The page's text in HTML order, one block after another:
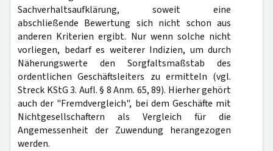
Sachverhaltsaufklärung, soweit eine
abschließende Bewertung sich nicht schon aus
anderen Kriterien ergibt. Nur wenn solche nicht
vorliegen, bedarf es weiterer Indizien, um durch
Näherungswerte den Sorgfaltsmaßstab des
ordentlichen Geschäftsleiters zu ermitteln (vgl.
Streck KStG 3. Aufl. § 8 Anm. 65, 89). Hierher gehört
auch der "Fremdvergleich", bei dem Geschäfte mit
Nichtgesellschaftern als Vergleich für die
Angemessenheit der Zuwendung herangezogen
werden.